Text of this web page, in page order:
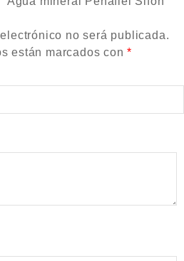
no será publicada.
están marcados con*